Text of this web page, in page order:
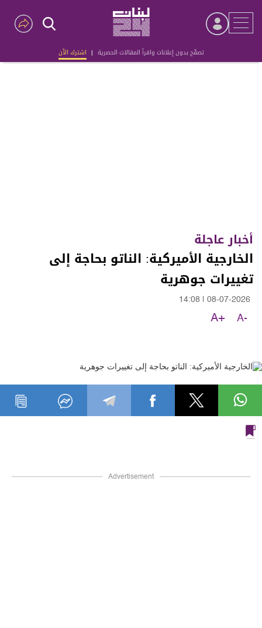
تصفّح بدون إعلانات واقرأ المقالات الحصرية | اشترك الآن
Advertisement
أخبار عاجلة
الخارجية الأميركية: الناتو بحاجة إلى
تغييرات جوهرية
08-07-2026
14:08
A-
A+
Advertisement